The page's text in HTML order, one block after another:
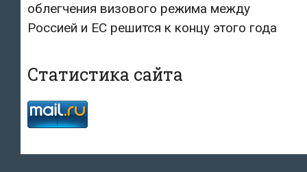
облегчения визового режима между
Россией и ЕС решится к концу этого года
Статистика сайта